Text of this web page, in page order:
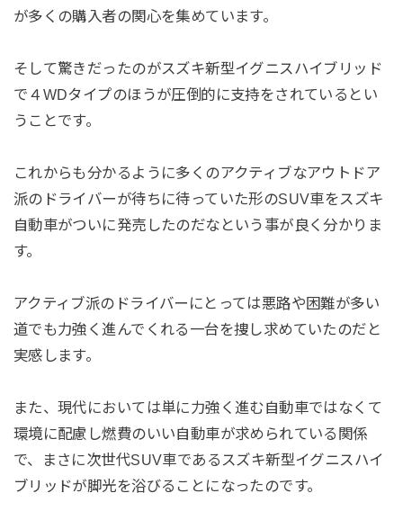
が多くの購入者の関心を集めています。
そして驚きだったのがスズキ新型イグニスハイブリッド
で４WDタイプのほうが圧倒的に支持をされているとい
うことです。
これからも分かるように多くのアクティブなアウトドア
派のドライバーが待ちに待っていた形のSUV車をスズキ
自動車がついに発売したのだなという事が良く分かりま
す。
アクティブ派のドライバーにとっては悪路や困難が多い
道でも力強く進んでくれる一台を捜し求めていたのだと
実感します。
また、現代においては単に力強く進む自動車ではなくて
環境に配慮し燃費のいい自動車が求められている関係
で、まさに次世代SUV車であるスズキ新型イグニスハイ
ブリッドが脚光を浴びることになったのです。